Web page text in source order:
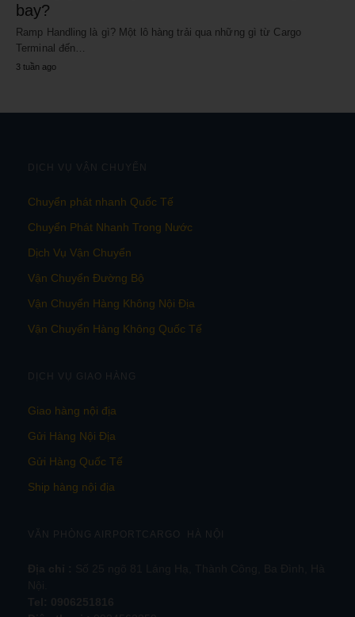
bay?
Ramp Handling là gì? Một lô hàng trải qua những gì từ Cargo
Terminal đến…
3 tuần ago
DỊCH VỤ VẬN CHUYỂN
Chuyển phát nhanh Quốc Tế
Chuyển Phát Nhanh Trong Nước
Dịch Vụ Vận Chuyển
Vận Chuyển Đường Bộ
Vận Chuyển Hàng Không Nội Địa
Vận Chuyển Hàng Không Quốc Tế
DỊCH VỤ GIAO HÀNG
Giao hàng nội địa
Gửi Hàng Nội Địa
Gửi Hàng Quốc Tế
Ship hàng nội địa
VĂN PHÒNG AIRPORTCARGO HÀ NỘI